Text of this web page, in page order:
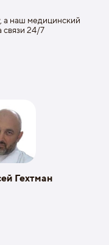
а наш медицинский
связи 24/7
Гехтман